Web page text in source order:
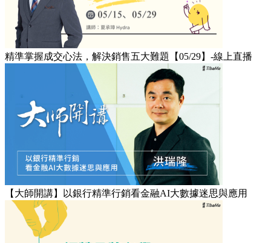
精準掌握成交心法，解決銷售五大難題【05/29】-線上直播
【大師開講】以銀行精準行銷看金融AI大數據迷思與應用